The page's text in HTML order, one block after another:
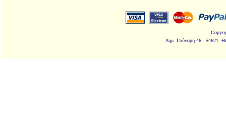
Δημ. Γούναρη 46, 54621